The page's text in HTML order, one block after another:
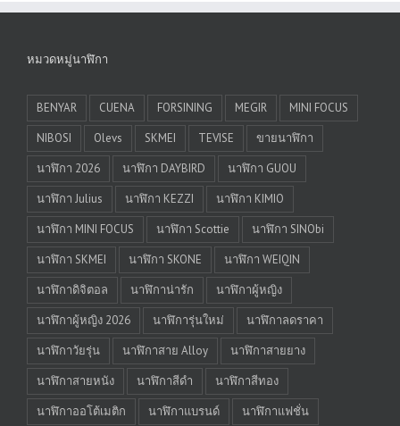
หมวดหมู่นาฬิกา
BENYAR CUENA FORSINING MEGIR
MINI FOCUS
NIBOSI
Olevs SKMEI TEVISE
ขายนาฬิกา
นาฬิกา 2026
นาฬิกา DAYBIRD
นาฬิกา GUOU
นาฬิกา Julius
นาฬิกา KEZZI
นาฬิกา KIMIO
นาฬิกา MINI FOCUS
นาฬิกา Scottie
นาฬิกา SINObi
นาฬิกา SKMEI
นาฬิกา SKONE
นาฬิกา WEIQIN
นาฬิกาดิจิตอล
นาฬิกาน่ารัก
นาฬิกาผู้หญิง
นาฬิกาผู้หญิง 2026
นาฬิการุ่นใหม่
นาฬิกาลดราคา
นาฬิกาวัยรุ่น
นาฬิกาสาย Alloy
นาฬิกาสายยาง
นาฬิกาสายหนัง
นาฬิกาสีดำ
นาฬิกาสีทอง
นาฬิกาออโต้เมติก
นาฬิกาแบรนด์
นาฬิกาแฟชั่น